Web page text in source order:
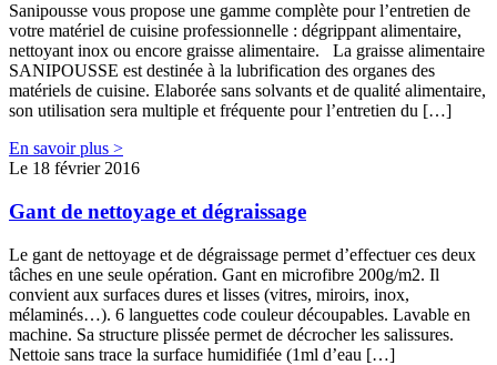
Sanipousse vous propose une gamme complète pour l’entretien de
votre matériel de cuisine professionnelle : dégrippant alimentaire,
nettoyant inox ou encore graisse alimentaire. La graisse alimentaire
SANIPOUSSE est destinée à la lubrification des organes des
matériels de cuisine. Elaborée sans solvants et de qualité alimentaire,
son utilisation sera multiple et fréquente pour l’entretien du […]
En savoir plus >
Le 18 février 2016
Gant de nettoyage et dégraissage
Le gant de nettoyage et de dégraissage permet d’effectuer ces deux
tâches en une seule opération. Gant en microfibre 200g/m2. Il
convient aux surfaces dures et lisses (vitres, miroirs, inox,
mélaminés…). 6 languettes code couleur découpables. Lavable en
machine. Sa structure plissée permet de décrocher les salissures.
Nettoie sans trace la surface humidifiée (1ml d’eau […]